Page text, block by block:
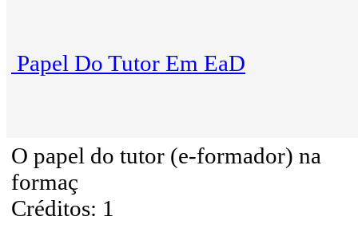
Papel Do Tutor Em EaD
O papel do tutor (e-formador) na
formaç
Créditos: 1